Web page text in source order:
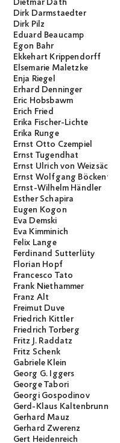
Dietmar Dath
Dirk Darmstaedter
Dirk Pilz
Eduard Beaucamp
Egon Bahr
Ekkehart Krippendorff
Elsemarie Maletzke
Enja Riegel
Erhard Denninger
Eric Hobsbawm
Erich Fried
Erika Fischer-Lichte
Erika Runge
Ernst Otto Czempiel
Ernst Tugendhat
Ernst Ulrich von Weizsäcker
Ernst Wolfgang
Ernst-Wilhelm Händler
Esther Schapira
Eugen Kogon
Eva Demski
Eva Kimminich
Felix Lange
Ferdinand Sutterlüty
Florian Hopf
Francesco Tato
Frank Niethammer
Franz Alt
Freimut Duve
Friedrich Kittler
Friedrich Torberg
Fritz J. Raddatz
Fritz Schenk
Gabriele Klein
Georg G. Iggers
George Tabori
Georgi Gospodinov
Gerd-Klaus Kaltenbrunner
Gerhard Mauz
Gerhard Zwerenz
Gert Heidenreich